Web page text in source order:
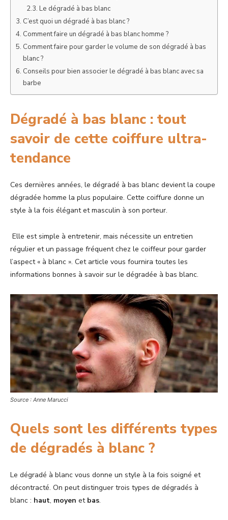
Le dégradé à bas blanc
C’est quoi un dégradé à bas blanc ?
Comment faire un dégradé à bas blanc homme ?
Comment faire pour garder le volume de son dégradé à bas
blanc ?
Conseils pour bien associer le dégradé à bas blanc avec sa
barbe
Dégradé à bas blanc : tout
savoir de cette coiffure ultra-
tendance
Ces dernières années, le dégradé à bas blanc devient la coupe
dégradée homme la plus populaire. Cette coiffure donne un
style à la fois élégant et masculin à son porteur.
Elle est simple à entretenir, mais nécessite un entretien
régulier et un passage fréquent chez le coiffeur pour garder
l’aspect « à blanc ». Cet article vous fournira toutes les
informations bonnes à savoir sur le dégradée à bas blanc.
Source : Anne Marucci
Quels sont les différents types
de dégradés à blanc ?
Le dégradé à blanc vous donne un style à la fois soigné et
décontracté. On peut distinguer trois types de dégradés à
blanc : haut, moyen et bas.